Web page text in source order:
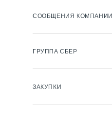
СООБЩЕНИЯ КОМПАНИИ
ГРУППА СБЕР
ЗАКУПКИ